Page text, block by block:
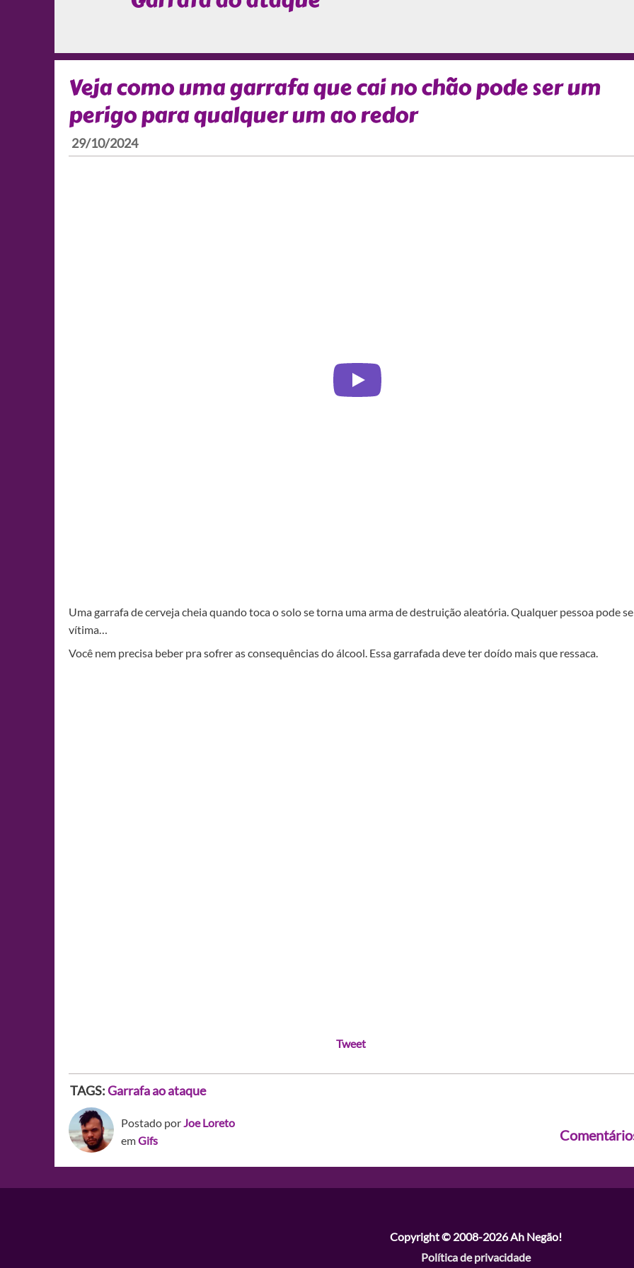
Veja como uma garrafa que cai no chão pode ser um
perigo para qualquer um ao redor
29/10/2024
Uma garrafa de cerveja cheia quando toca o solo se torna uma arma de destruição aleatória. Qualquer pessoa pode
vítima…
Você nem precisa beber pra sofrer as consequências do álcool. Essa garrafada deve ter doído mais que ressaca.
Tweet
TAGS:Garrafa ao ataque
Postado porJoe Loreto
emGifs
Copyright © 2008-2026Ah Negão!
Política de privacidade